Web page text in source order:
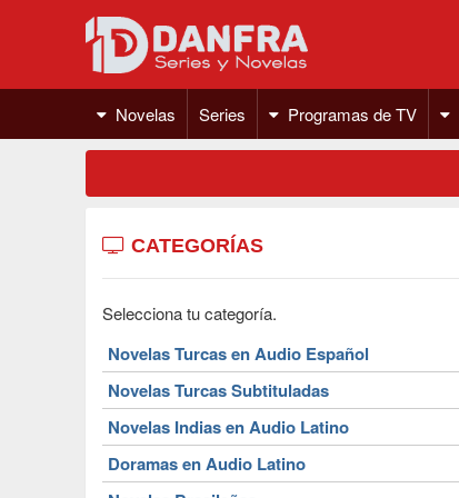
Novelas Series Programas de TV
CATEGORÍAS
Selecciona tu categoría.
Novelas Turcas en Audio Español
Novelas Turcas Subtituladas
Novelas Indias en Audio Latino
Doramas en Audio Latino